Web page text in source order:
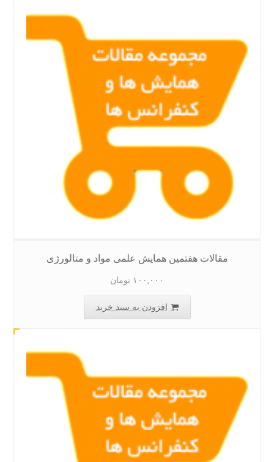
مقالات هفتمین همایش علمی مواد و متالورژی
۱۰۰,۰۰۰ تومان
افزودن به سبد خرید